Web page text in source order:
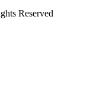
Reserved